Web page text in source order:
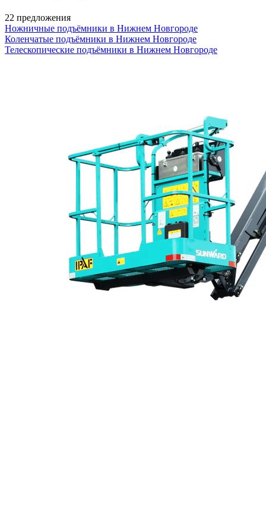
22 предложения
Ножничные подъёмники в Нижнем Новгороде
Коленчатые подъёмники в Нижнем Новгороде
Телескопические подъёмники в Нижнем Новгороде